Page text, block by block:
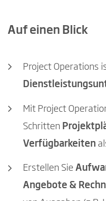
Auf einen Blick
Project Operations
Mit Project
Schritten
Verfügbarkeiten
Erstellen Sie
Angebote &